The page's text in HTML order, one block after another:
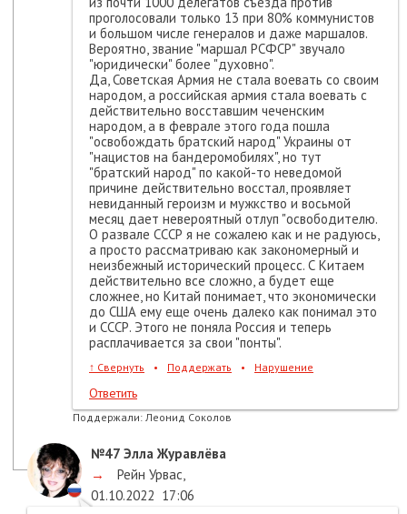
проголосовали только 13 при 80% коммунистов
и большом числе генералов и даже маршалов.
Вероятно, звание "маршал РСФСР" звучало
"юридически" более "духовно".
Да, Советская Армия не стала воевать со своим
народом, а российская армия стала воевать с
действительно восставшим чеченским
народом, а в феврале этого года пошла
"освобождать братский народ" Украины от
"нацистов на бандеромобилях", но тут
"братский народ" по какой-то неведомой
причине действительно восстал, проявляет
невиданный героизм и мужкство и восьмой
месяц дает невероятный отлуп "освободителю.
О развале СССР я не сожалею как и не радуюсь,
а просто рассматриваю как закономерный и
неизбежный исторический процесс. С Китаем
действительно все сложно, а будет еще
сложнее, но Китай понимает, что экономически
до США ему еще очень далеко как понимал это
и СССР. Этого не поняла Россия и теперь
расплачивается за свои "понты".
↑ Свернуть • Поддержать • Нарушение
Ответить
Поддержали: Леонид Соколов
№47 Элла Журавлёва
→
Рейн Урвас
01.10.2022 17:06